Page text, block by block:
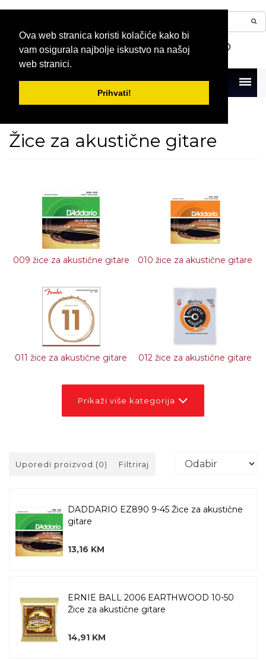
Ova web stranica koristi kolačiće kako bi
vam osigurala najbolje iskustvo na našoj
web stranici.
Prihvati!
Menu
Žice za akustične gitare
009 žice za akustične gitare 010 žice za akustične gitare
011 žice za akustične gitare 012 žice za akustične gitare
Prikaži više kategorija
Uporedi proizvod (0) Filtriraj
DADDARIO EZ890 9-45 Žice za akustične
gitare
13,16 KM
ERNIE BALL 2006 EARTHWOOD 10-50
Žice za akustične gitare
14,91 KM